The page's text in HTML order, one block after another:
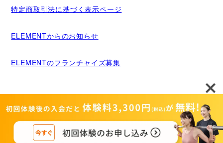
特定商取引法に基づく表示ページ
ELEMENTからのお知らせ
ELEMENTのフランチャイズ募集
メディア掲載について 運営者情報
Copyright©MIGRIDS INC. ALL rights reserved.